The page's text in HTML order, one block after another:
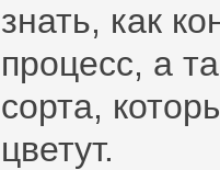
знать, как
процесс, а
сорта,
цветут.